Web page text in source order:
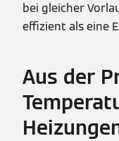
bei gleicher
effizient als eine
Aus der